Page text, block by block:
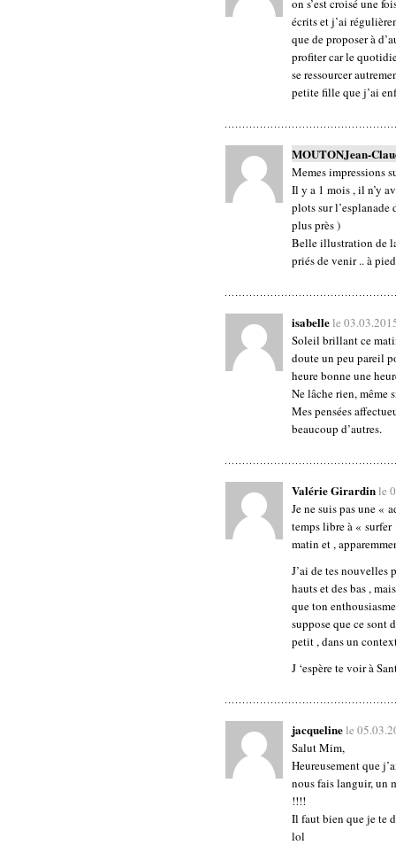
on s’est croisé une
écrits et j’ai
que de proposer à
profiter car le
se ressourcer
petite fille que j’ai
MOUTONJean-
Memes impressions
Il y a 1 mois , il n’y
plots sur l’esplanade
plus près )
Belle illustration de
priés de venir .. à
isabellele
Soleil brillant ce
doute un peu pareil
heure bonne une
Ne lâche rien, même
Mes pensées
beaucoup d’autres.
Valérie Girardinle
Je ne suis pas une «
temps libre à «
matin et ,
J’ai de tes nouvelles
hauts et des bas ,
que ton
suppose que ce sont
petit , dans un
J ‘espère te voir à
jacquelinele
Salut Mim,
Heureusement que
nous fais languir, un
!!!!
Il faut bien que je te
lol